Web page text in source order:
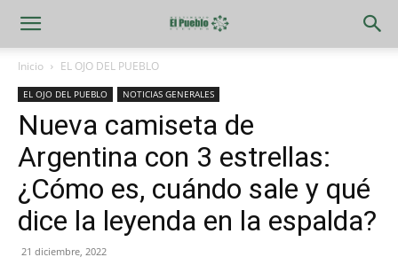
Inicio EL OJO DEL PUEBLO
EL OJO DEL PUEBLO NOTICIAS GENERALES
Nueva camiseta de
Argentina con 3 estrellas:
¿Cómo es, cuándo sale y qué
dice la leyenda en la espalda?
21 diciembre, 2022